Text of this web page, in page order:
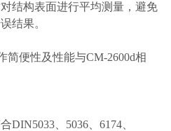
结构表面进行平均测量，避免
结果。
便性及性能与CM-2600d相
DIN5033、5036、6174、